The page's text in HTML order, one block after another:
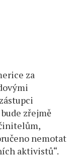
za
zřejmě
nemotat
aktivistů“.